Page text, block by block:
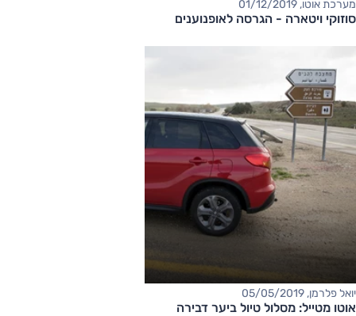
מערכת אוטו, 01/12/2019
סוזוקי ויטארה - הגרסה לאופנוענים
יואל פלרמן, 05/05/2019
אוטו מטייל: מסלול טיול ביער דבירה